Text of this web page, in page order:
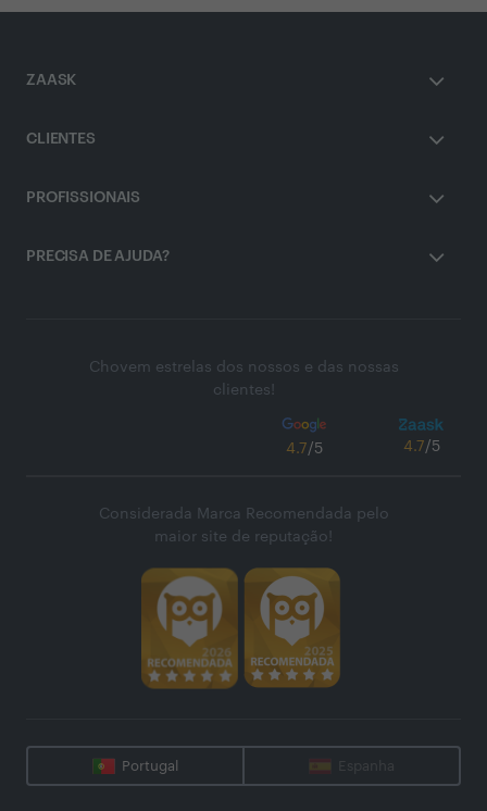
ZAASK
CLIENTES
PROFISSIONAIS
PRECISA DE AJUDA?
Chovem estrelas dos nossos e das nossas
clientes!
4.7/5 4.7/5
Considerada Marca Recomendada pelo
maior site de reputação!
Portugal Espanha